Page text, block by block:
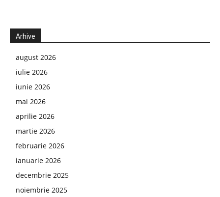
Arhive
august 2026
iulie 2026
iunie 2026
mai 2026
aprilie 2026
martie 2026
februarie 2026
ianuarie 2026
decembrie 2025
noiembrie 2025